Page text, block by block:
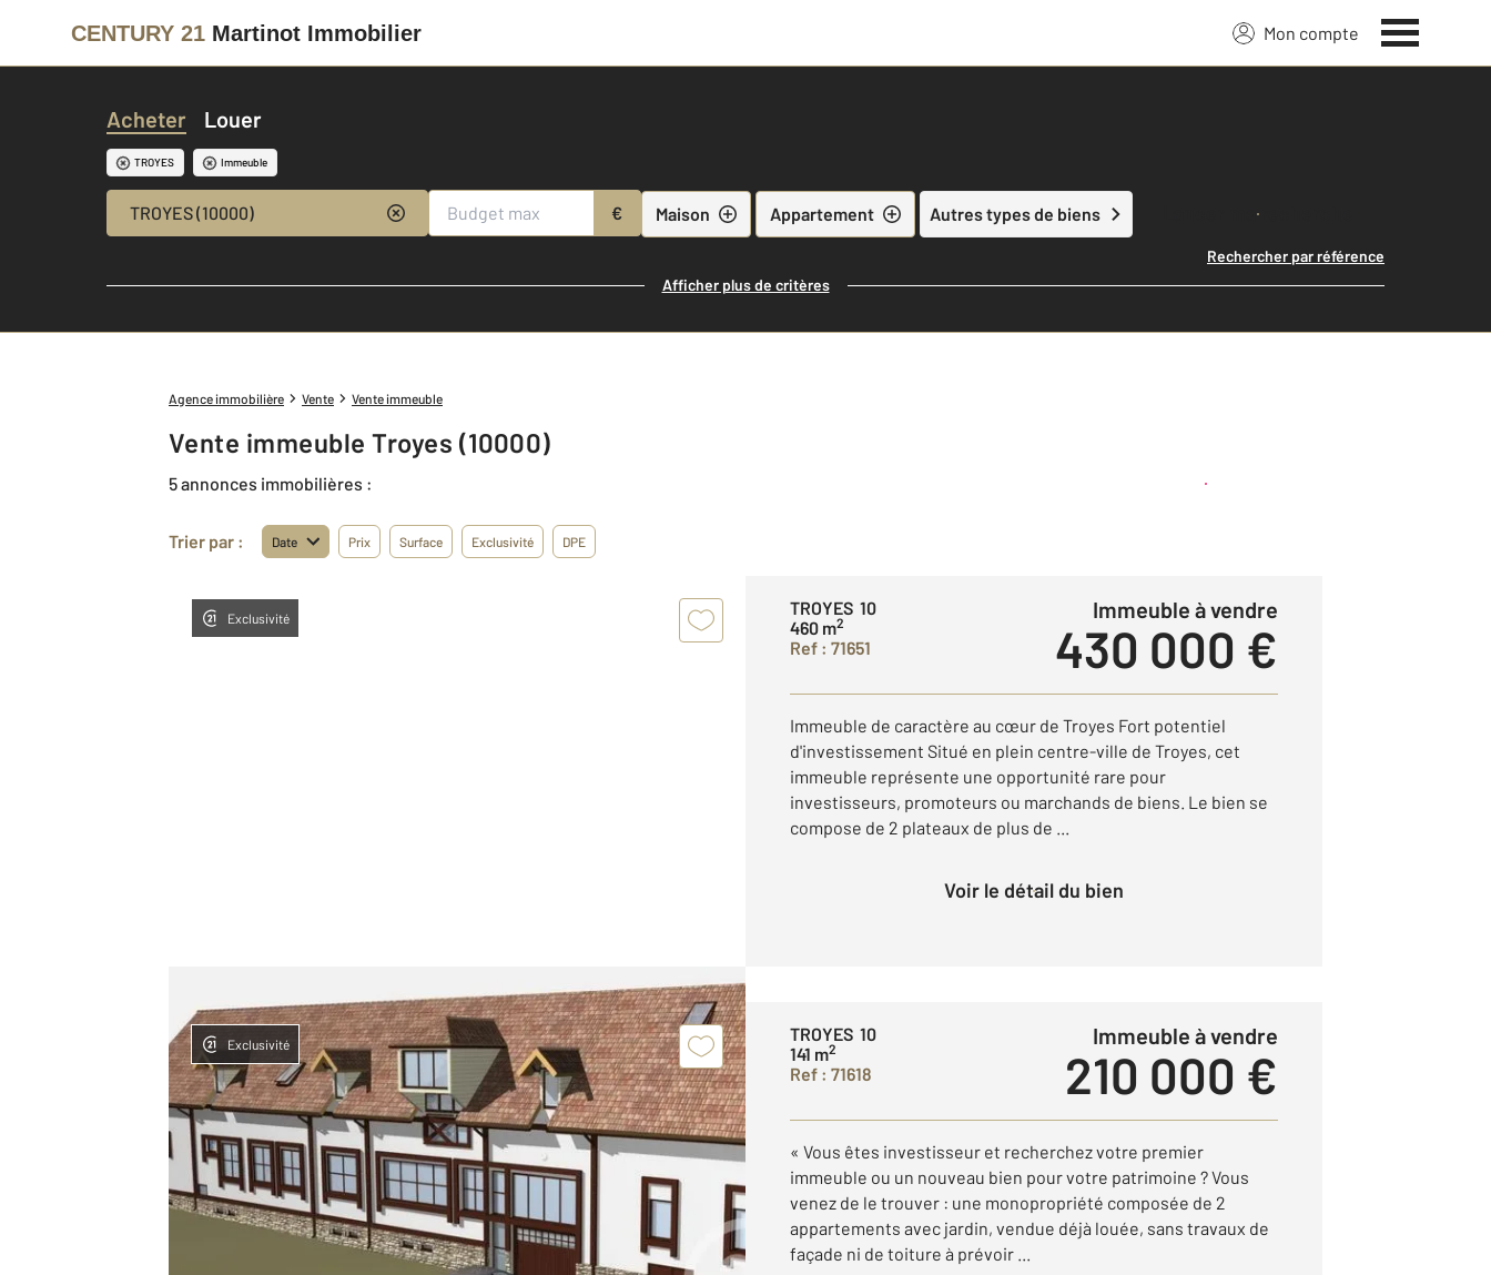
CENTURY 21 Martinot Immobilier Mon compte
Acheter Louer
TROYES Immeuble
TROYES (10000) € Maison Appartement Autres types de biens Lancer ma recherche
Rechercher par référence
Afficher plus de critères
Agence immobilière Vente Vente immeuble
Vente immeuble Troyes (10000)
5 annonces immobilières : Créer une alerte
Trier par : Date Prix Surface Exclusivité DPE
Exclusivité
TROYES 10
460 m2
Ref : 71651
Immeuble à vendre
430 000 €
Immeuble de caractère au cœur de Troyes Fort potentiel
d'investissement Situé en plein centre-ville de Troyes, cet
immeuble représente une opportunité rare pour
investisseurs, promoteurs ou marchands de biens. Le bien se
compose de 2 plateaux de plus de ...
Voir le détail du bien
Exclusivité
TROYES 10
141 m2
Ref : 71618
Immeuble à vendre
210 000 €
« Vous êtes investisseur et recherchez votre premier
immeuble ou un nouveau bien pour votre patrimoine ? Vous
venez de le trouver : une monopropriété composée de 2
appartements avec jardin, vendue déjà louée, sans travaux de
façade ni de toiture à prévoir ...